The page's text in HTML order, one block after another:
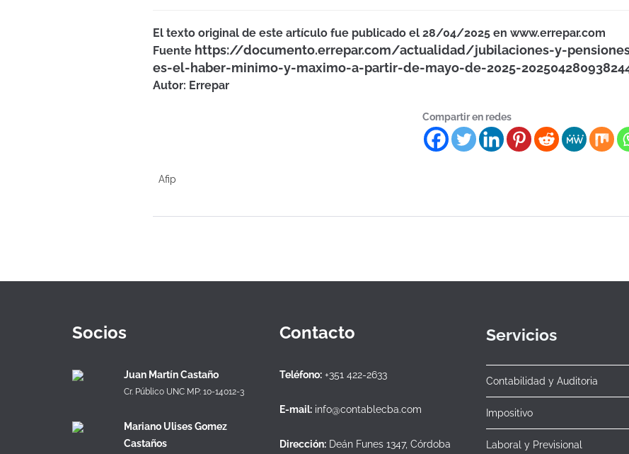
El texto original de este artículo fue publicado el 28/04/2025 en www.errepar.com
Fuente https://documento.errepar.com/actualidad/jubilaciones-y-
es-el-haber-minimo-y-maximo-a-partir-de-mayo-de-2025-
Autor: Errepar
Compartir en redes
Afip
Socios
Juan Martín Castaño
Cr. Público UNC MP: 10-14012-3
Mariano Ulises Gomez
Castaños
Contacto
Teléfono: +351 422-2633
E-mail: info@contablecba.com
Dirección:Deán Funes 1347, Córdoba
Servicios
Contabilidad y Auditoria
Impositivo
Laboral y Previsional